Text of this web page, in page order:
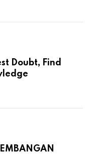
Doubt, Find